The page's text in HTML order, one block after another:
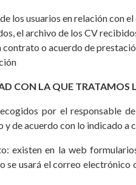
los usuarios en relación con
el archivo de los CV
contrato o acuerdo de
CON LA QUE TRATAMOS
por el responsable
y de acuerdo con lo indicado a
existen en la web
se usará el correo